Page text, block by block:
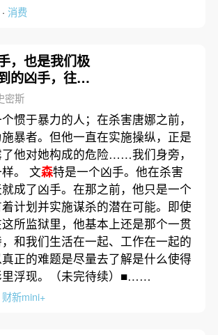
消费
，也是我们极
的凶手，往往
身旁｜致命爱
密斯
惯于暴力的人；在杀害唐娜之前，
暴者。但他一直在实施操纵，正是
他对她构成的危险……我们身旁，
。 文森特是一个凶手。他在杀害
成了凶手。在那之前，他只是一个
计划并实施谋杀的潜在可能。即使
所监狱里，他基本上还是那个一贯
和我们生活在一起、工作在一起的
正的难题是尽量去了解是什么使得
里浮现。（未完待续）■……
财新mini+